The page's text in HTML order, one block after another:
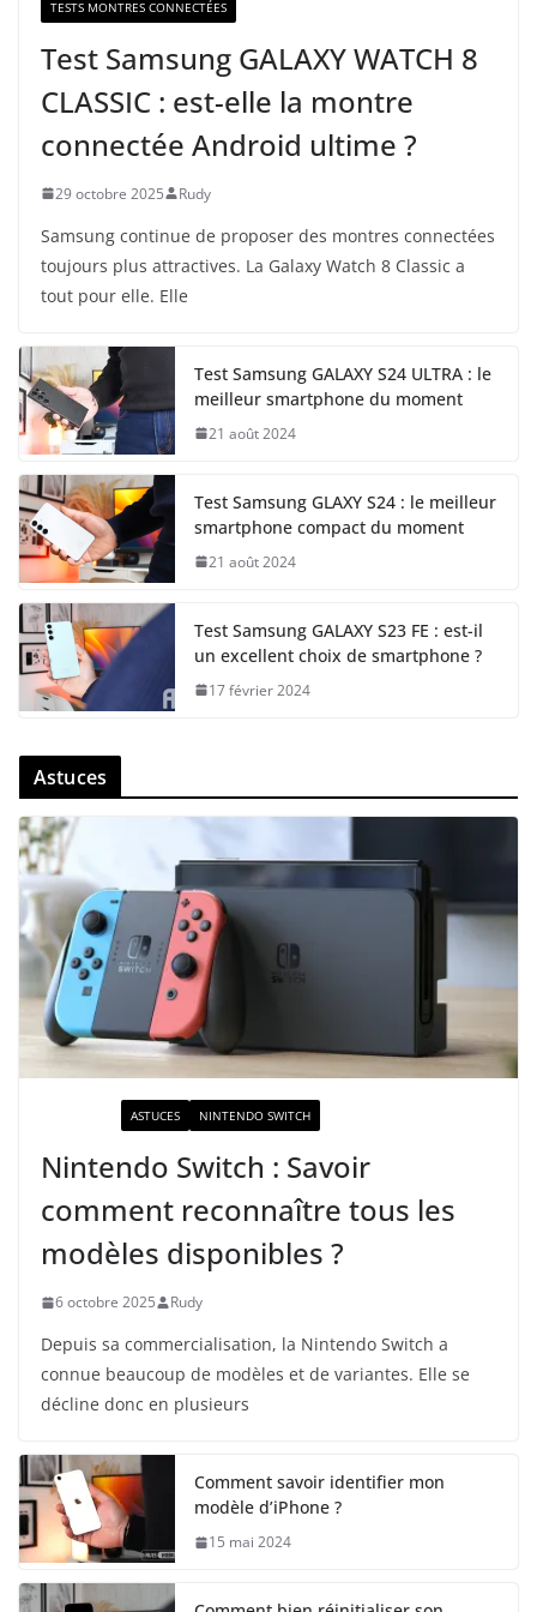
TESTS MONTRES CONNECTÉES
Test Samsung GALAXY WATCH 8
CLASSIC : est-elle la montre
connectée Android ultime ?
29 octobre 2025 Rudy
Samsung continue de proposer des montres connectées
toujours plus attractives. La Galaxy Watch 8 Classic a
tout pour elle. Elle
Test Samsung GALAXY S24 ULTRA : le
meilleur smartphone du moment
21 août 2024
Test Samsung GLAXY S24 : le meilleur
smartphone compact du moment
21 août 2024
Test Samsung GALAXY S23 FE : est-il
un excellent choix de smartphone ?
17 février 2024
Astuces
ASTUCES NINTENDO SWITCH
Nintendo Switch : Savoir
comment reconnaître tous les
modèles disponibles ?
6 octobre 2025 Rudy
Depuis sa commercialisation, la Nintendo Switch a
connue beaucoup de modèles et de variantes. Elle se
décline donc en plusieurs
Comment savoir identifier mon
modèle d’iPhone ?
15 mai 2024